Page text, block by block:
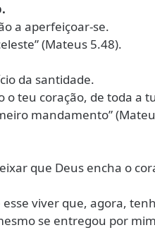
a aperfeiçoar-se.
(Mateus 5.48).
da santidade.
o teu coração, de toda a
mandamento”
que Deus encha o
viver que, agora,
se entregou por